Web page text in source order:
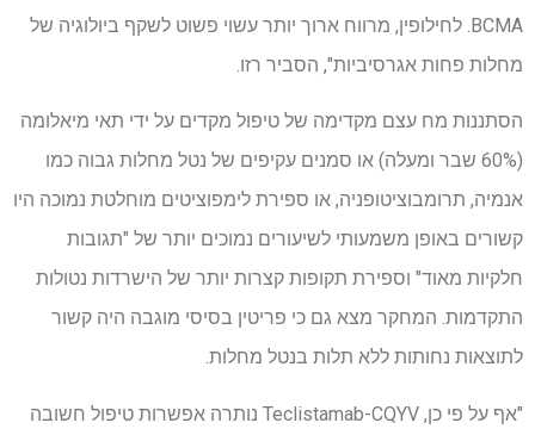
BCMA. לחילופין, מרווח ארוך יותר עשוי פשוט לשקף ביולוגיה של
מחלות פחות אגרסיביות", הסביר רזו.
הסתננות מח עצם מקדימה של טיפול מקדים על ידי תאי מיאלומה
(60% שבר ומעלה) או סמנים עקיפים של נטל מחלות גבוה כמו
אנמיה, תרומבוציטופניה, או ספירת לימפוציטים מוחלטת נמוכה היו
קשורים באופן משמעותי לשיעורים נמוכים יותר של "תגובות
חלקיות מאוד" וספירת תקופות קצרות יותר של הישרדות נטולות
התקדמות. המחקר מצא גם כי פריטין בסיסי מוגבה היה קשור
לתוצאות נחותות ללא תלות בנטל מחלות.
"אף על פי כן, Teclistamab-CQYV נותרה אפשרות טיפול חשובה